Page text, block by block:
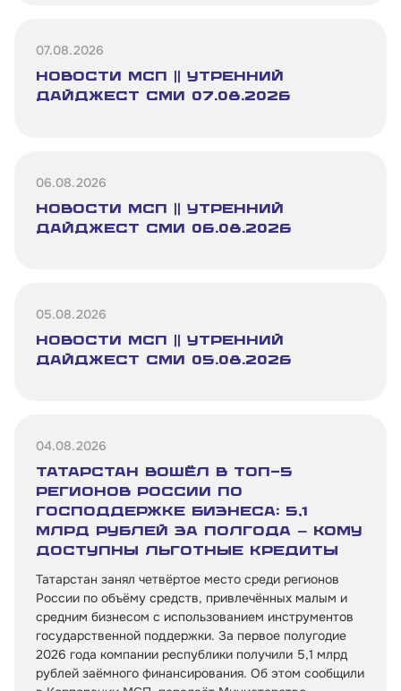
Обратиться в Корпорацию
07.08.2026
НОВОСТИ МСП || Утренний
дайджест СМИ 07.08.2026
06.08.2026
НОВОСТИ МСП || Утренний
дайджест СМИ 06.08.2026
05.08.2026
НОВОСТИ МСП || Утренний
дайджест СМИ 05.08.2026
04.08.2026
Татарстан вошёл в топ-5
регионов России по
господдержке бизнеса: 5,1
млрд рублей за полгода — кому
доступны льготные кредиты
Татарстан занял четвёртое место среди регионов
России по объёму средств, привлечённых малым и
средним бизнесом с использованием инструментов
государственной поддержки. За первое полугодие
2026 года компании республики получили 5,1 млрд
рублей заёмного финансирования. Об этом сообщили